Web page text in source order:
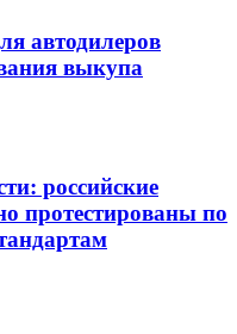
автодилеров
выкупа
российские
протестированы по